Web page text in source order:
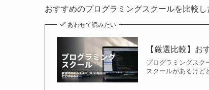
おすすめのプログラミングスクールを比較し
あわせて読みたい
【厳選比較】お
プログラミングスク
スクールがあるけ